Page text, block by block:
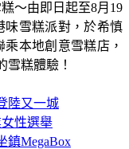
～由即日起至8月19
味雪糕派對，於希慎
本地創意雪糕店，
雪糕體驗！